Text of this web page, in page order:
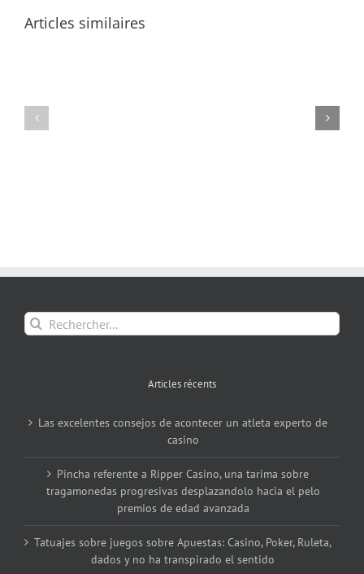
Articles similaires
Rechercher:
Articles récents
Las excelentes consejos de acontecer un atleta experto de
casino
Pincha referente a Ripper Casino, una tarima sobre
tragamonedas progresivas desplazandolo hacia el pelo
premios de edad avanzada
Tatuajes sobre juegos sobre Apuestas: Casino, Poker, Ruleta,
dados y no ha transpirado el sentido